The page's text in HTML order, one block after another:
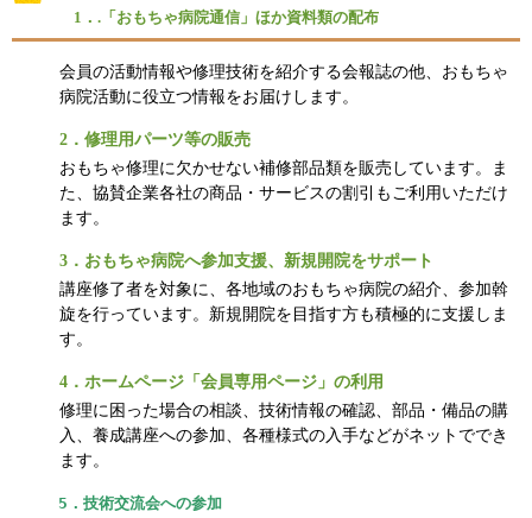
1．.「おもちゃ病院通信」ほか資料類の配布
会員の活動情報や修理技術を紹介する会報誌の他、おもちゃ
病院活動に役立つ情報をお届けします。
2．修理用パーツ等の販売
おもちゃ修理に欠かせない補修部品類を販売しています。ま
た、協賛企業各社の商品・サービスの割引もご利用いただけ
ます。
3．おもちゃ病院へ参加支援、新規開院をサポート
講座修了者を対象に、各地域のおもちゃ病院の紹介、参加斡
旋を行っています。新規開院を目指す方も積極的に支援しま
す。
4．ホームページ「会員専用ページ」の利用
修理に困った場合の相談、技術情報の確認、部品・備品の購
入、養成講座への参加、各種様式の入手などがネットででき
ます。
5．技術交流会への参加